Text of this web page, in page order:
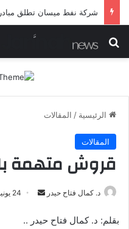
بحث عن
الرئيسية / المقالات
المقالات
قروش متهمة
د. كمال فتاح حيدر
أرسل
إلكترونيا
24 يونيو، 2023
بقلم: د. كمال فتاح حيدر ..